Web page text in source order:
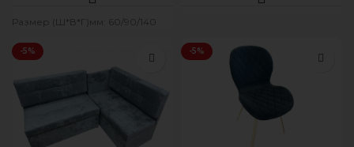
Размер (Ш*В*Г)мм: 60/90/140
-5% -5%